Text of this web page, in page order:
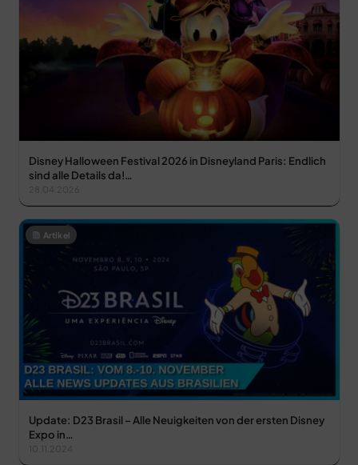
Disney Halloween Festival 2026 in Disneyland Paris: Endlich
sind alle Details da!…
28.04.2026
Artikel
Update: D23 Brasil – Alle Neuigkeiten von der ersten Disney
Expo in…